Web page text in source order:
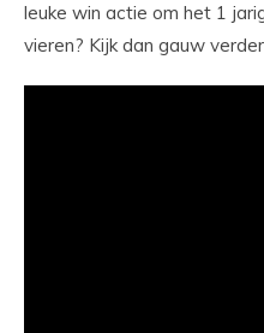
leuke win actie om het 1
vieren? Kijk dan gauw